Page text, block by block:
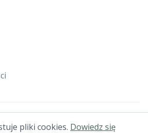
Wszelkie prawa zastrzeżone.
pliki cookies. Dowiedz się